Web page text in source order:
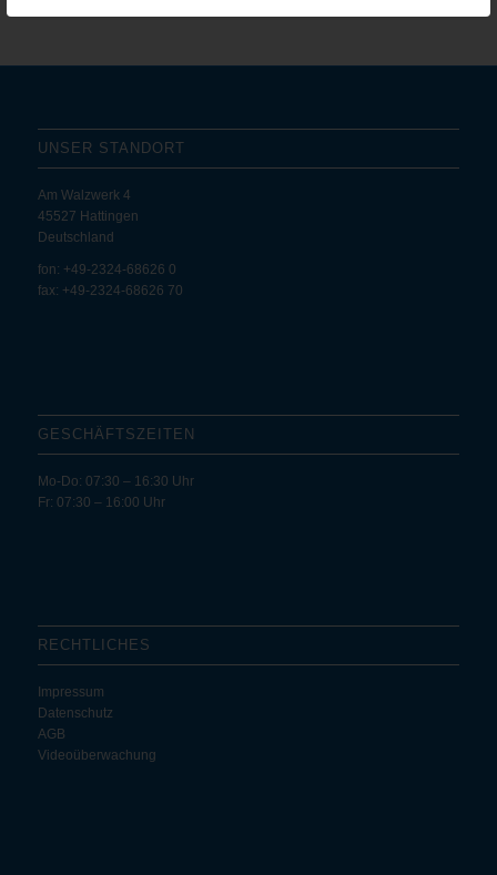
UNSER STANDORT
Am Walzwerk 4
45527 Hattingen
Deutschland
fon: +49-2324-68626 0
fax: +49-2324-68626 70
GESCHÄFTS­ZEITEN
Mo-Do: 07:30 – 16:30 Uhr
Fr: 07:30 – 16:00 Uhr
RECHTLICHES
Impressum
Datenschutz
AGB
Videoüberwachung